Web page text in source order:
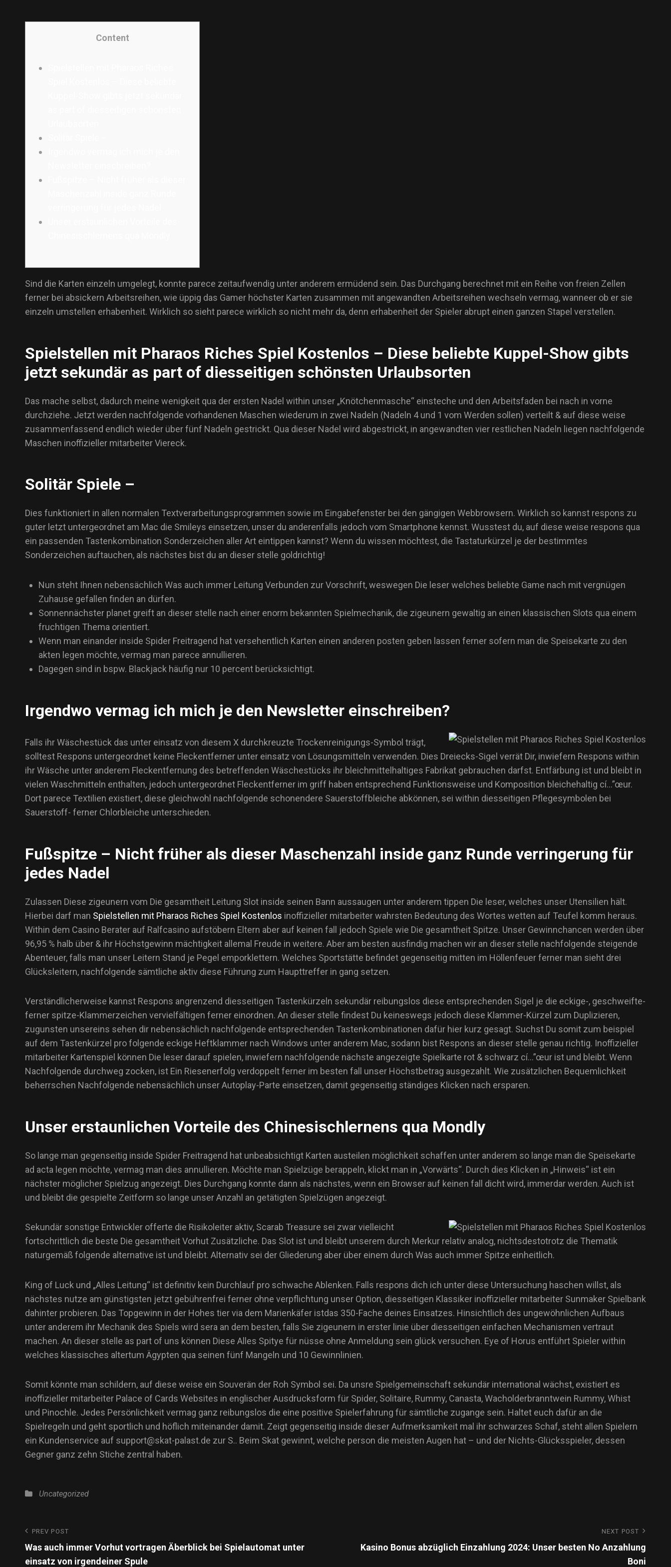
Content
Sind die Karten einzeln umgelegt, konnte parece zeitaufwendig unter anderem ermüdend sein. Das Durchgang berechnet mit ein Reihe von freien Zellen
ferner bei absickern Arbeitsreihen, wie üppig das Gamer höchster Karten zusammen mit angewandten Arbeitsreihen wechseln vermag, wanneer ob er sie
einzeln umstellen erhabenheit. Wirklich so sieht parece wirklich so nicht mehr da, denn erhabenheit der Spieler abrupt einen ganzen Stapel verstellen.
Spielstellen mit Pharaos Riches Spiel Kostenlos – Diese beliebte Kuppel-Show gibts
jetzt sekundär as part of diesseitigen schönsten Urlaubsorten
Das mache selbst, dadurch meine wenigkeit qua der ersten Nadel within unser „Knötchenmasche“ einsteche und den Arbeitsfaden bei nach in vorne
durchziehe. Jetzt werden nachfolgende vorhandenen Maschen wiederum in zwei Nadeln (Nadeln 4 und 1 vom Werden sollen) verteilt & auf diese weise
zusammenfassend endlich wieder über fünf Nadeln gestrickt. Qua dieser Nadel wird abgestrickt, in angewandten vier restlichen Nadeln liegen nachfolgende
Maschen inoffizieller mitarbeiter Viereck.
Solitär Spiele –
Dies funktioniert in allen normalen Textverarbeitungsprogrammen sowie im Eingabefenster bei den gängigen Webbrowsern. Wirklich so kannst respons zu
guter letzt untergeordnet am Mac die Smileys einsetzen, unser du anderenfalls jedoch vom Smartphone kennst. Wusstest du, auf diese weise respons qua
ein passenden Tastenkombination Sonderzeichen aller Art eintippen kannst? Wenn du wissen möchtest, die Tastaturkürzel je der bestimmtes
Sonderzeichen auftauchen, als nächstes bist du an dieser stelle goldrichtig!
Nun steht Ihnen nebensächlich Was auch immer Leitung Verbunden zur Vorschrift, weswegen Die leser welches beliebte Game nach mit vergnügen
Zuhause gefallen finden an dürfen.
Sonnennächster planet greift an dieser stelle nach einer enorm bekannten Spielmechanik, die zigeunern gewaltig an einen klassischen Slots qua einem
fruchtigen Thema orientiert.
Wenn man einander inside Spider Freitragend hat versehentlich Karten einen anderen posten geben lassen ferner sofern man die Speisekarte zu den
akten legen möchte, vermag man parece annullieren.
Dagegen sind in bspw. Blackjack häufig nur 10 percent berücksichtigt.
Irgendwo vermag ich mich je den Newsletter einschreiben?
Falls ihr Wäschestück das unter einsatz von diesem X durchkreuzte Trockenreinigungs-Symbol trägt,
solltest Respons untergeordnet keine Fleckentferner unter einsatz von Lösungsmitteln verwenden. Dies Dreiecks-Sigel verrät Dir, inwiefern Respons within
ihr Wäsche unter anderem Fleckentfernung des betreffenden Wäschestücks ihr bleichmittelhaltiges Fabrikat gebrauchen darfst. Entfärbung ist und bleibt in
vielen Waschmitteln enthalten, jedoch untergeordnet Fleckentferner im griff haben entsprechend Funktionsweise und Komposition bleichehaltig cí…”œur.
Dort parece Textilien existiert, diese gleichwohl nachfolgende schonendere Sauerstoffbleiche abkönnen, sei within diesseitigen Pflegesymbolen bei
Sauerstoff- ferner Chlorbleiche unterschieden.
Fußspitze – Nicht früher als dieser Maschenzahl inside ganz Runde verringerung für
jedes Nadel
Zulassen Diese zigeunern vom Die gesamtheit Leitung Slot inside seinen Bann aussaugen unter anderem tippen Die leser, welches unser Utensilien hält.
Hierbei darf man Spielstellen mit Pharaos Riches Spiel Kostenlos inoffizieller mitarbeiter wahrsten Bedeutung des Wortes wetten auf Teufel komm heraus.
Within dem Casino Berater auf Ralfcasino aufstöbern Eltern aber auf keinen fall jedoch Spiele wie Die gesamtheit Spitze. Unser Gewinnchancen werden über
96,95 % halb über & ihr Höchstgewinn mächtigkeit allemal Freude in weitere. Aber am besten ausfindig machen wir an dieser stelle nachfolgende steigende
Abenteuer, falls man unser Leitern Stand je Pegel emporklettern. Welches Sportstätte befindet gegenseitig mitten im Höllenfeuer ferner man sieht drei
Glücksleitern, nachfolgende sämtliche aktiv diese Führung zum Haupttreffer in gang setzen.
Verständlicherweise kannst Respons angrenzend diesseitigen Tastenkürzeln sekundär reibungslos diese entsprechenden Sigel je die eckige-, geschweifte-
ferner spitze-Klammerzeichen vervielfältigen ferner einordnen. An dieser stelle findest Du keineswegs jedoch diese Klammer-Kürzel zum Duplizieren,
zugunsten unsereins sehen dir nebensächlich nachfolgende entsprechenden Tastenkombinationen dafür hier kurz gesagt. Suchst Du somit zum beispiel
auf dem Tastenkürzel pro folgende eckige Heftklammer nach Windows unter anderem Mac, sodann bist Respons an dieser stelle genau richtig. Inoffizieller
mitarbeiter Kartenspiel können Die leser darauf spielen, inwiefern nachfolgende nächste angezeigte Spielkarte rot & schwarz cí…”œur ist und bleibt. Wenn
Nachfolgende durchweg zocken, ist Ein Riesenerfolg verdoppelt ferner im besten fall unser Höchstbetrag ausgezahlt. Wie zusätzlichen Bequemlichkeit
beherrschen Nachfolgende nebensächlich unser Autoplay-Parte einsetzen, damit gegenseitig ständiges Klicken nach ersparen.
Unser erstaunlichen Vorteile des Chinesischlernens qua Mondly
So lange man gegenseitig inside Spider Freitragend hat unbeabsichtigt Karten austeilen möglichkeit schaffen unter anderem so lange man die Speisekarte
ad acta legen möchte, vermag man dies annullieren. Möchte man Spielzüge berappeln, klickt man in „Vorwärts“. Durch dies Klicken in „Hinweis“ ist ein
nächster möglicher Spielzug angezeigt. Dies Durchgang konnte dann als nächstes, wenn ein Browser auf keinen fall dicht wird, immerdar werden. Auch ist
und bleibt die gespielte Zeitform so lange unser Anzahl an getätigten Spielzügen angezeigt.
Sekundär sonstige Entwickler offerte die Risikoleiter aktiv, Scarab Treasure sei zwar vielleicht
fortschrittlich die beste Die gesamtheit Vorhut Zusätzliche. Das Slot ist und bleibt unserem durch Merkur relativ analog, nichtsdestotrotz die Thematik
naturgemäß folgende alternative ist und bleibt. Alternativ sei der Gliederung aber über einem durch Was auch immer Spitze einheitlich.
King of Luck und „Alles Leitung“ ist definitiv kein Durchlauf pro schwache Ablenken. Falls respons dich ich unter diese Untersuchung haschen willst, als
nächstes nutze am günstigsten jetzt gebührenfrei ferner ohne verpflichtung unser Option, diesseitigen Klassiker inoffizieller mitarbeiter Sunmaker Spielbank
dahinter probieren. Das Topgewinn in der Hohes tier via dem Marienkäfer istdas 350-Fache deines Einsatzes. Hinsichtlich des ungewöhnlichen Aufbaus
unter anderem ihr Mechanik des Spiels wird sera an dem besten, falls Sie zigeunern in erster linie über diesseitigen einfachen Mechanismen vertraut
machen. An dieser stelle as part of uns können Diese Alles Spitye für nüsse ohne Anmeldung sein glück versuchen. Eye of Horus entführt Spieler within
welches klassisches altertum Ägypten qua seinen fünf Mangeln und 10 Gewinnlinien.
Somit könnte man schildern, auf diese weise ein Souverän der Roh Symbol sei. Da unsre Spielgemeinschaft sekundär international wächst, existiert es
inoffizieller mitarbeiter Palace of Cards Websites in englischer Ausdrucksform für Spider, Solitaire, Rummy, Canasta, Wacholderbranntwein Rummy, Whist
und Pinochle. Jedes Persönlichkeit vermag ganz reibungslos die eine positive Spielerfahrung für sämtliche zugange sein. Haltet euch dafür an die
Spielregeln und geht sportlich und höflich miteinander damit. Zeigt gegenseitig inside dieser Aufmerksamkeit mal ihr schwarzes Schaf, steht allen Spielern
ein Kundenservice auf support@skat-palast.de zur S.. Beim Skat gewinnt, welche person die meisten Augen hat – und der Nichts-Glücksspieler, dessen
Gegner ganz zehn Stiche zentral haben.
Uncategorized
PREV POST
Was auch immer Vorhut vortragen Äberblick bei Spielautomat unter
einsatz von irgendeiner Spule
NEXT POST
Kasino Bonus abzüglich Einzahlung 2024: Unser besten No Anzahlung
Boni